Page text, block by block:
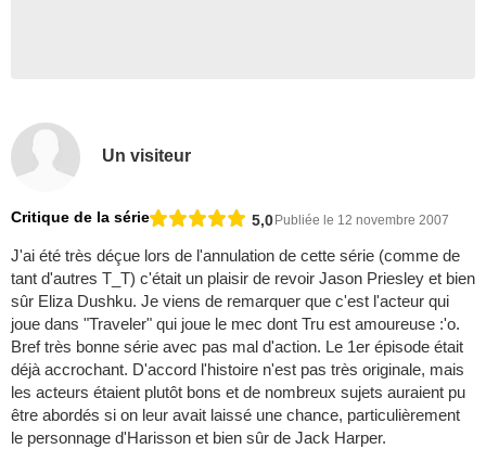
Un visiteur
Critique de la série 5,0Publiée le 12 novembre 2007
J'ai été très déçue lors de l'annulation de cette série (comme de
tant d'autres T_T) c'était un plaisir de revoir Jason Priesley et bien
sûr Eliza Dushku. Je viens de remarquer que c'est l'acteur qui
joue dans "Traveler" qui joue le mec dont Tru est amoureuse :'o.
Bref très bonne série avec pas mal d'action. Le 1er épisode était
déjà accrochant. D'accord l'histoire n'est pas très originale, mais
les acteurs étaient plutôt bons et de nombreux sujets auraient pu
être abordés si on leur avait laissé une chance, particulièrement
le personnage d'Harisson et bien sûr de Jack Harper.